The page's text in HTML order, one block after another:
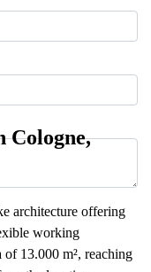
Cologne,
architecture offering
working
of 13.000 m², reaching